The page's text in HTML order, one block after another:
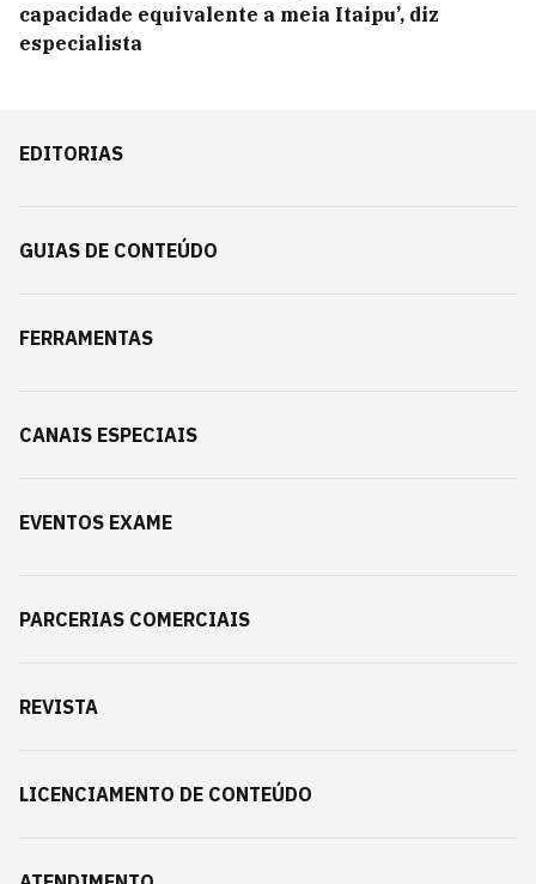
capacidade equivalente a meia Itaipu’, diz
especialista
EDITORIAS
GUIAS DE CONTEÚDO
FERRAMENTAS
CANAIS ESPECIAIS
EVENTOS EXAME
PARCERIAS COMERCIAIS
REVISTA
LICENCIAMENTO DE CONTEÚDO